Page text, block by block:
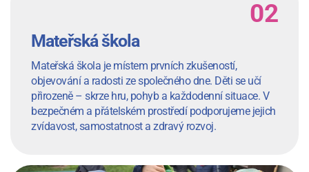
Mateřská škola
Mateřská škola je místem prvních zkušeností,
objevování a radosti ze společného dne. Děti se učí
přirozeně – skrze hru, pohyb a každodenní situace. V
bezpečném a přátelském prostředí podporujeme jejich
zvídavost, samostatnost a zdravý rozvoj.